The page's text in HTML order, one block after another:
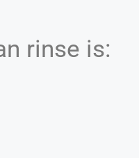
rinse is: